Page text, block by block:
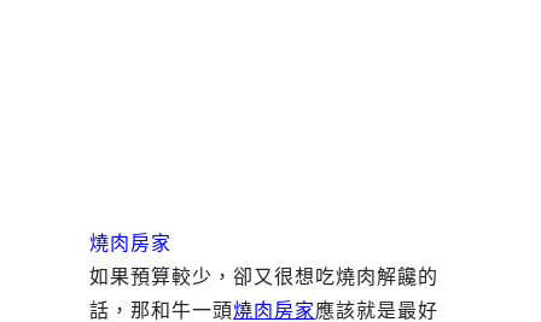
燒肉房家
如果預算較少，卻又很想吃燒肉解饞的
話，那和牛一頭燒肉房家應該就是最好